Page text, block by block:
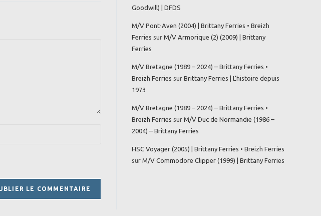
Goodwill) | DFDS
M/V Pont-Aven (2004) | Brittany Ferries • Breizh
Ferries sur M/V Armorique (2) (2009) | Brittany
Ferries
M/V Bretagne (1989 – 2024) – Brittany Ferries •
Breizh Ferries sur Brittany Ferries | L’histoire depuis
1973
M/V Bretagne (1989 – 2024) – Brittany Ferries •
Breizh Ferries sur M/V Duc de Normandie (1986 –
2004) – Brittany Ferries
HSC Voyager (2005) | Brittany Ferries • Breizh Ferries
sur M/V Commodore Clipper (1999) | Brittany Ferries